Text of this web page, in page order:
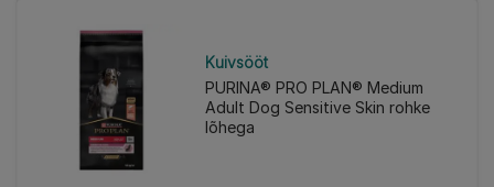
Kuivsööt
PURINA® PRO PLAN® Medium
Adult Dog Sensitive Skin rohke
lõhega